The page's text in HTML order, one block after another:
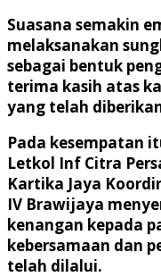
Suasana semakin
melaksanakan
sebagai bentuk
terima kasih atas
yang telah
Pada kesempatan
Letkol Inf Citra
Kartika Jaya
IV Brawijaya
kenangan kepada
kebersamaan dan
telah dilalui.